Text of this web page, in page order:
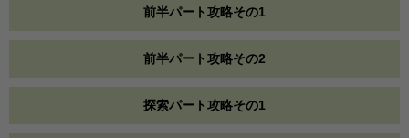
前半パート攻略その1
前半パート攻略その2
探索パート攻略その1